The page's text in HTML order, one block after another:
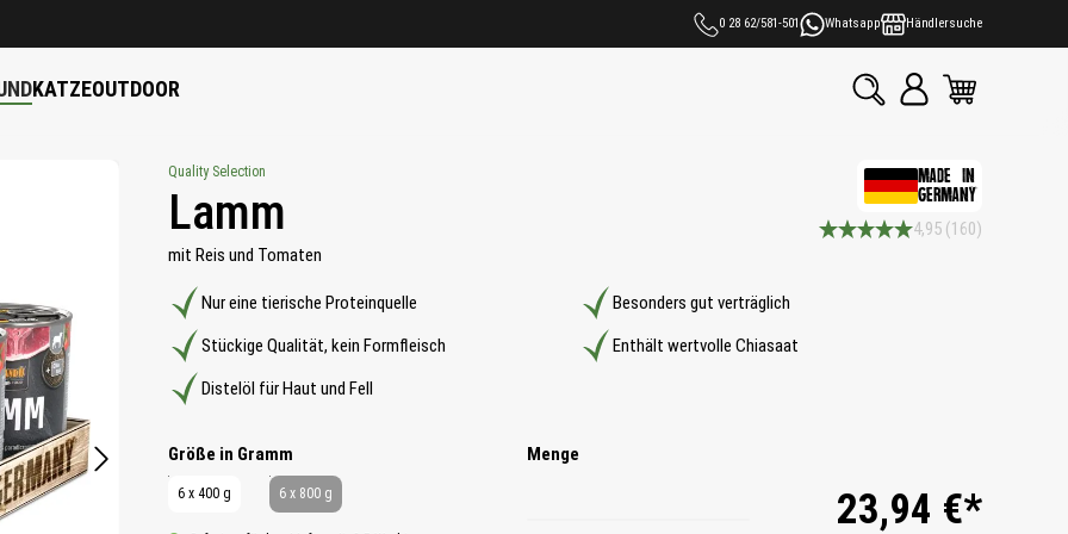
0 28 62/581-501 Whatsapp Händlersuche
KATZEOUTDOOR
Quality Selection
Lamm
mit Reis und Tomaten
MADE IN
GERMANY
4,95 (160)
Nur eine tierische Proteinquelle
Besonders gut verträglich
Stückige Qualität, kein Formfleisch
Enthält wertvolle Chiasaat
Distelöl für Haut und Fell
Größe in Grammauswählen
6 x 400 g 6 x 800 g
Menge
23,94 €*